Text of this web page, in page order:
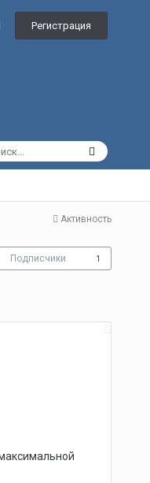
Регистрация
Активность
Подписчики 1